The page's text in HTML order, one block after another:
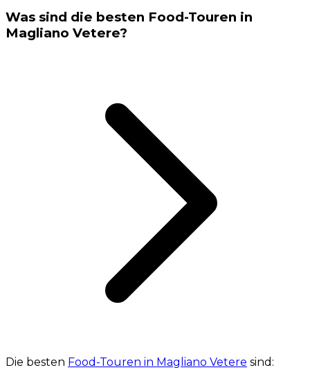
Was sind die besten Food-Touren in
Magliano Vetere?
Die besten Food-Touren in Magliano Vetere sind: